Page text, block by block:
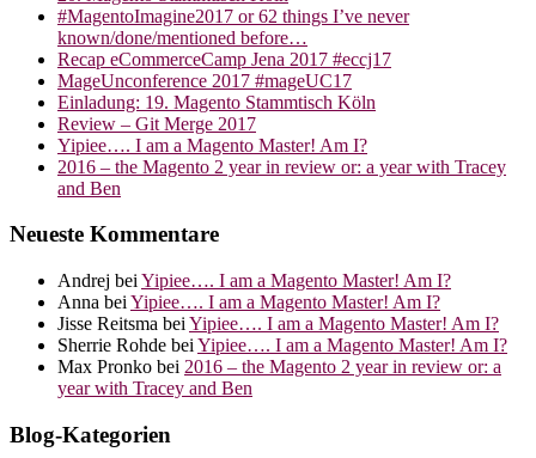
#MagentoImagine2017 or 62 things I’ve never
known/done/mentioned before…
Recap eCommerceCamp Jena 2017 #eccj17
MageUnconference 2017 #mageUC17
Einladung: 19. Magento Stammtisch Köln
Review – Git Merge 2017
Yipiee…. I am a Magento Master! Am I?
2016 – the Magento 2 year in review or: a year with Tracey
and Ben
Neueste Kommentare
Andrej bei Yipiee…. I am a Magento Master! Am I?
Anna bei Yipiee…. I am a Magento Master! Am I?
Jisse Reitsma bei Yipiee…. I am a Magento Master! Am I?
Sherrie Rohde bei Yipiee…. I am a Magento Master! Am I?
Max Pronko bei 2016 – the Magento 2 year in review or: a
year with Tracey and Ben
Blog-Kategorien